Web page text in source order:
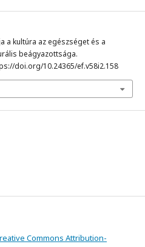
a kultúra az egészséget és a
beágyazottsága.
doi.org/10.24365/ef.v58i2.158
Commons Attribution-